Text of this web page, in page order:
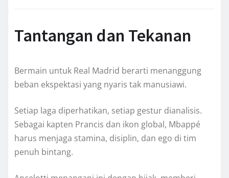
Tantangan dan Tekanan
Bermain untuk Real Madrid berarti menanggung
beban ekspektasi yang nyaris tak manusiawi.
Setiap laga diperhatikan, setiap gestur dianalisis.
Sebagai kapten Prancis dan ikon global, Mbappé
harus menjaga stamina, disiplin, dan ego di tim
penuh bintang.